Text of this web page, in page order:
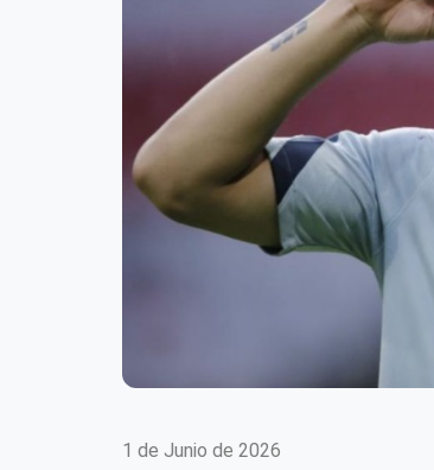
1 de Junio de 2026